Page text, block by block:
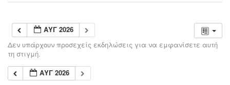
ΑΥΓ 2026
Δεν υπάρχουν προσεχείς εκδηλώσεις για να εμφανίσετε αυτή
τη στιγμή.
ΑΥΓ 2026